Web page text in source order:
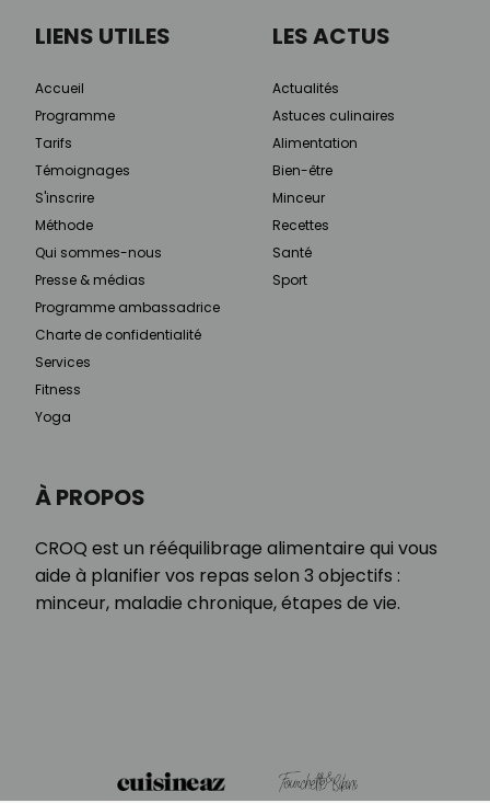
À PROPOS
CROQ est un rééquilibrage alimentaire qui vous
aide à planifier vos repas selon 3 objectifs :
minceur, maladie chronique, étapes de vie.
LIENS UTILES
Accueil
Programme
Tarifs
Témoignages
S'inscrire
Méthode
Qui sommes-nous
Presse & médias
Programme ambassadrice
Charte de confidentialité
Services
Fitness
Yoga
LES ACTUS
Actualités
Astuces culinaires
Alimentation
Bien-être
Minceur
Recettes
Santé
Sport